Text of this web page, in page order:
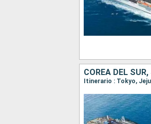
COREA DEL
Itinerario : Tokyo,